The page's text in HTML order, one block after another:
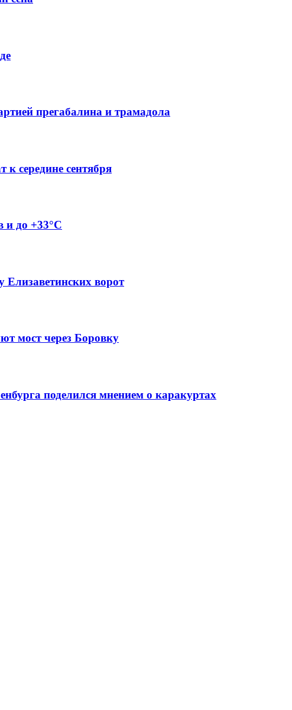
прегабалина и трамадола
к середине сентября
и до +33°C
ворот
мост через Боровку
поделился мнением о каракуртах